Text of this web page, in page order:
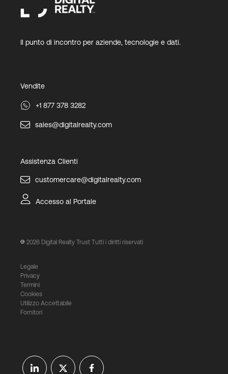
Il punto di incontro per aziende, tecnologie e dati.
Vendite
+1 877 378 3282
sales@digitalrealty.com
Assistenza Clienti
customercare@digitalrealty.com
Accesso al Portale
2026 Digital Realty Trust Tutti i diritti riservati
Legale
Privacy
Termini
Cookies
Utilizzo Accettabile
Fornitori